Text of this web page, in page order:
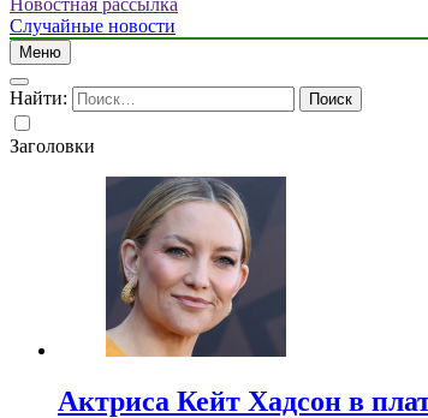
Новостная рассылка
Случайные новости
Меню
Найти:
Заголовки
Актриса Кейт Хадсон в